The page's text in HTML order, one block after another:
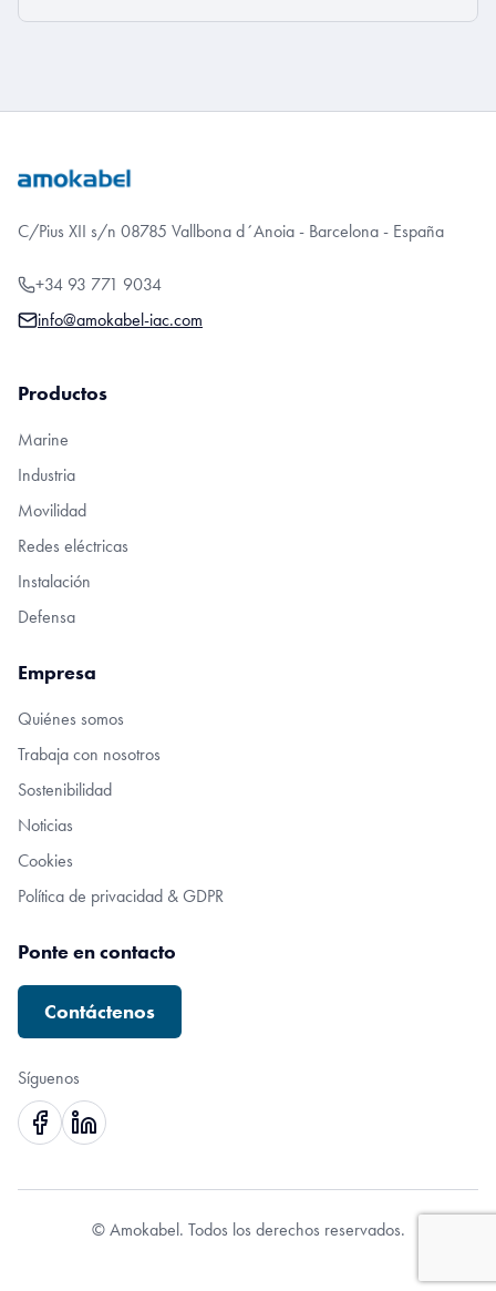
C/Pius XII s/n 08785 Vallbona d´Anoia - Barcelona - España
+34 93 771 9034
info@amokabel-iac.com
Productos
Marine
Industria
Movilidad
Redes eléctricas
Instalación
Defensa
Empresa
Quiénes somos
Trabaja con nosotros
Sostenibilidad
Noticias
Cookies
Política de privacidad & GDPR
Ponte en contacto
Contáctenos
Síguenos
© Amokabel. Todos los derechos reservados.